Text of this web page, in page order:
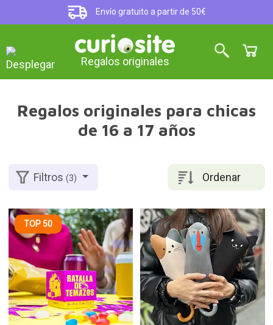
Envío gratuito a partir de 50€
Regalos originales
Regalos originales para chicas
de 16 a 17 años
Ordenar
Filtros(3)
TOP 50